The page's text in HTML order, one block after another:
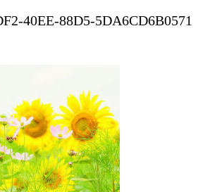
40EE-88D5-5DA6CD6B0571